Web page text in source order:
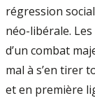
régression
néo-libérale.
d’un combat
mal à s’en tirer
et en première